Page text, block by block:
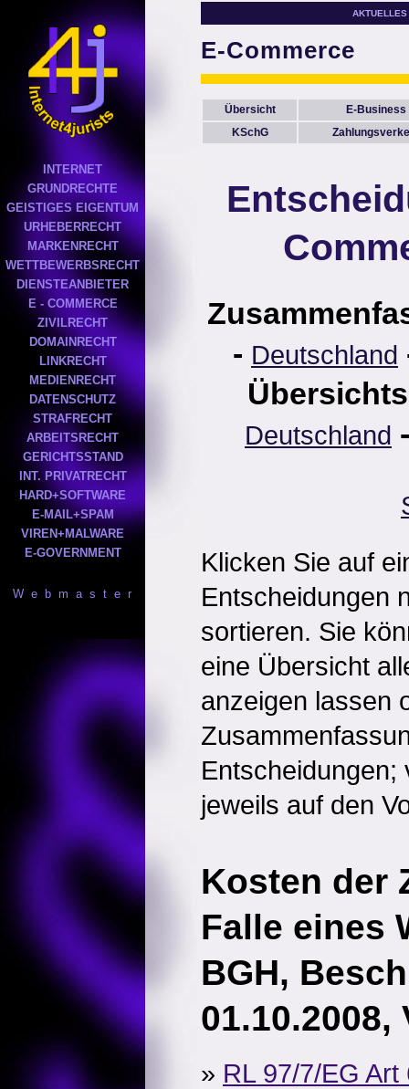
INTERNET
GRUNDRECHTE
GEISTIGES EIGENTUM
URHEBERRECHT
MARKENRECHT
WETTBEWERBSRECHT
DIENSTEANBIETER
E - COMMERCE
ZIVILRECHT
DOMAINRECHT
LINKRECHT
MEDIENRECHT
DATENSCHUTZ
STRAFRECHT
ARBEITSRECHT
GERICHTSSTAND
INT. PRIVATRECHT
HARD+SOFTWARE
E-MAIL+SPAM
VIREN+MALWARE
E-GOVERNMENT
W e b m a s t e r
AKTUELLES
E-Commerce
Übersicht
E-Business
KSchG
- Deutschland
Deutschland
Klicken Sie auf
Entscheidungen
sortieren. Sie
eine Übersicht
anzeigen lassen
Entscheidungen;
jeweils auf den
Kosten der
Falle eines
BGH,
01.10.2008,
» RL 97/7/EG Art